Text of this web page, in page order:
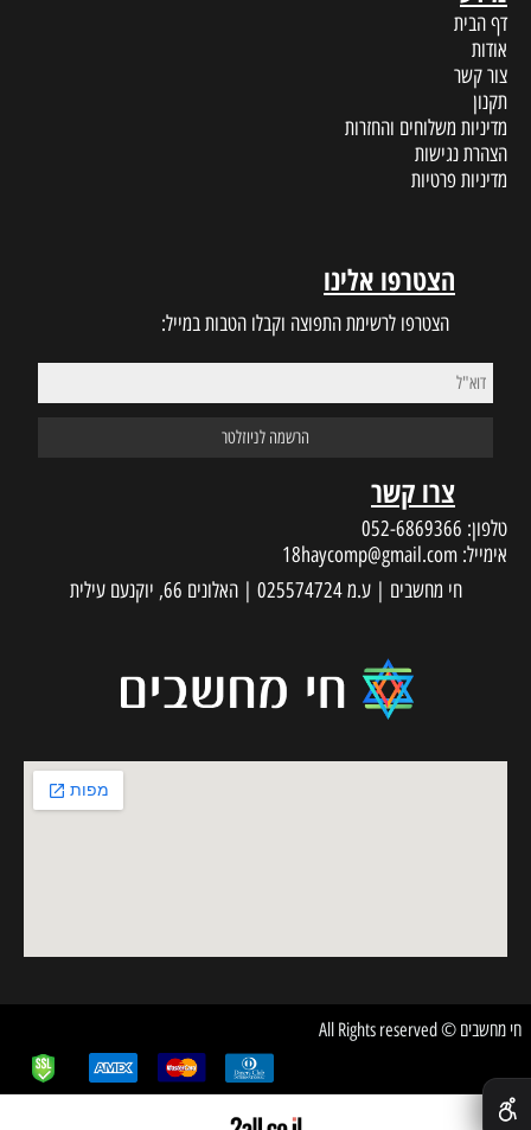
דף הבית
אודות
צור קשר
תקנון
מדיניות משלוחים והחזרות
הצהרת נגישות
מדיניות פרטיות
הצטרפו אלינו
הצטרפו לרשימת התפוצה וקבלו הטבות במייל:
צרו קשר
טלפון: 052-6869366
אימייל: 18haycomp@gmail.com
חי מחשבים | ע.מ 025574724 | האלונים 66, יוקנעם עילית
חי מחשבים © All Rights reserved